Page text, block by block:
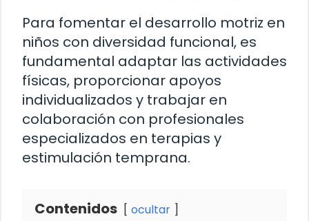
Para fomentar el desarrollo motriz en
niños con diversidad funcional, es
fundamental adaptar las actividades
físicas, proporcionar apoyos
individualizados y trabajar en
colaboración con profesionales
especializados en terapias y
estimulación temprana.
Contenidos ocultar